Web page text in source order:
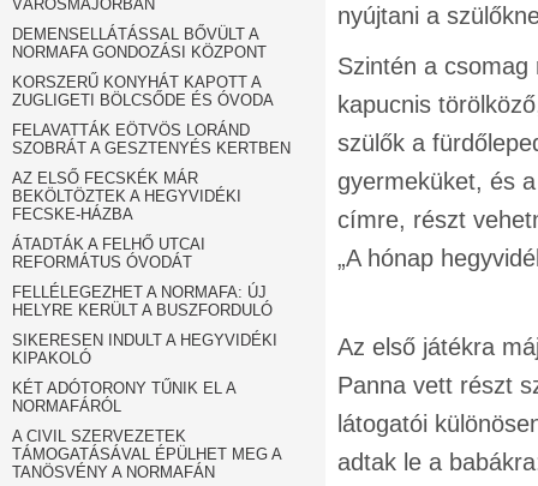
VÁROSMAJORBAN
DEMENSELLÁTÁSSAL BŐVÜLT A
NORMAFA GONDOZÁSI KÖZPONT
KORSZERŰ KONYHÁT KAPOTT A
ZUGLIGETI BÖLCSŐDE ÉS ÓVODA
FELAVATTÁK EÖTVÖS LORÁND
SZOBRÁT A GESZTENYÉS KERTBEN
AZ ELSŐ FECSKÉK MÁR
BEKÖLTÖZTEK A HEGYVIDÉKI
FECSKE-HÁZBA
ÁTADTÁK A FELHŐ UTCAI
REFORMÁTUS ÓVODÁT
FELLÉLEGEZHET A NORMAFA: ÚJ
HELYRE KERÜLT A BUSZFORDULÓ
SIKERESEN INDULT A HEGYVIDÉKI
KIPAKOLÓ
KÉT ADÓTORONY TŰNIK EL A
NORMAFÁRÓL
A CIVIL SZERVEZETEK
TÁMOGATÁSÁVAL ÉPÜLHET MEG A
TANÖSVÉNY A NORMAFÁN
nyújtani a
Szintén a csomag
kapucnis
szülők a
gyermeküket, és
címre, részt
„A hónap
Az első játékra
Panna vett részt
látogatói
adtak le a